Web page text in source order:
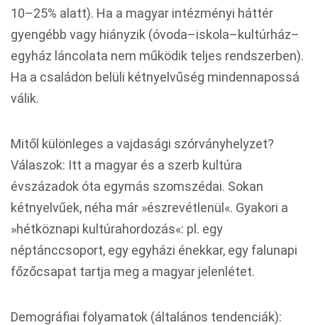
10–25% alatt). Ha a magyar intézményi háttér
gyengébb vagy hiányzik (óvoda–iskola–kultúrház–
egyház láncolata nem működik teljes rendszerben).
Ha a családon belüli kétnyelvűség mindennapossá
válik.
Mitől különleges a vajdasági szórványhelyzet?
Válaszok: Itt a magyar és a szerb kultúra
évszázadok óta egymás szomszédai. Sokan
kétnyelvűek, néha már »észrevétlenül«. Gyakori a
»hétköznapi kultúrahordozás«: pl. egy
néptánccsoport, egy egyházi énekkar, egy falunapi
főzőcsapat tartja meg a magyar jelenlétet.
Demográfiai folyamatok (általános tendenciák):